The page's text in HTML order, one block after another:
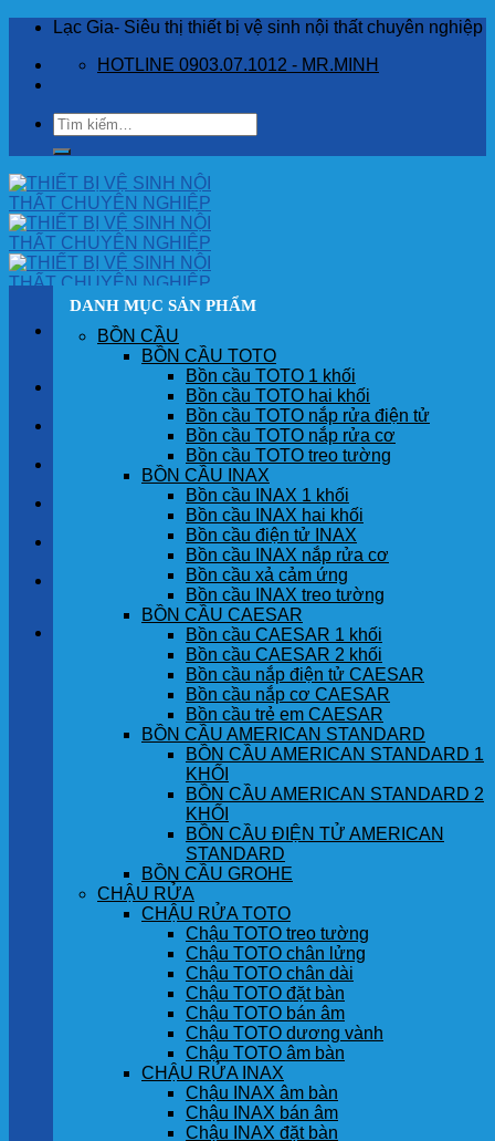
Skip
content
Lạc Gia- Siêu thị thiết bị vệ sinh nội thất chuyên nghiệp
HOTLINE 0903.07.1012 - MR.MINH
Tìm
kiếm:
SẢN PHẨM
GÓC KHÁCH HÀNG
Chưa có sản phẩm trong giỏ hàng.
DANH MỤC SẢN PHẨM
BỒN CẦU
BỒN CẦU TOTO
Bồn cầu TOTO 1 khối
Bồn cầu TOTO hai khối
Bồn cầu TOTO nắp rửa điện tử
Bồn cầu TOTO nắp rửa cơ
Bồn cầu TOTO treo tường
BỒN CẦU INAX
Bồn cầu INAX 1 khối
Bồn cầu INAX hai khối
Bồn cầu điện tử INAX
Bồn cầu INAX nắp rửa cơ
Bồn cầu xả cảm ứng
Bồn cầu INAX treo tường
BỒN CẦU CAESAR
Bồn cầu CAESAR 1 khối
Bồn cầu CAESAR 2 khối
Bồn cầu nắp điện tử CAESAR
Bồn cầu nắp cơ CAESAR
Bồn cầu trẻ em CAESAR
BỒN CẦU AMERICAN STANDARD
BỒN CẦU AMERICAN STANDARD 1
KHỐI
BỒN CẦU AMERICAN STANDARD 2
KHỐI
BỒN CẦU ĐIỆN TỬ AMERICAN
STANDARD
BỒN CẦU GROHE
CHẬU RỬA
CHẬU RỬA TOTO
Chậu TOTO treo tường
Chậu TOTO chân lửng
Chậu TOTO chân dài
Chậu TOTO đặt bàn
Chậu TOTO bán âm
Chậu TOTO dương vành
Chậu TOTO âm bàn
CHẬU RỬA INAX
Chậu INAX âm bàn
Chậu INAX bán âm
Chậu INAX đặt bàn